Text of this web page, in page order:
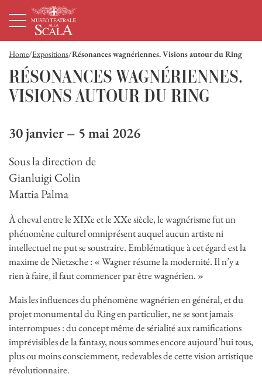
Page d'accueilNavigation principale
Home Expositions Résonances wagnériennes. Visions autour du Ring
RÉSONANCES WAGNÉRIENNES.
VISIONS AUTOUR DU RING
30 janvier – 5 mai 2026
Sous la direction de
Gianluigi Colin
Mattia Palma
À cheval entre le XIXe et le XXe siècle, le wagnérisme fut un
phénomène culturel omniprésent auquel aucun artiste ni
intellectuel ne put se soustraire. Emblématique à cet égard est la
maxime de Nietzsche : « Wagner résume la modernité. Il n’y a
rien à faire, il faut commencer par être wagnérien. »
Mais les influences du phénomène wagnérien en général, et du
projet monumental du Ring en particulier, ne se sont jamais
interrompues : du concept même de sérialité aux ramifications
imprévisibles de la fantasy, nous sommes encore aujourd’hui tous,
plus ou moins consciemment, redevables de cette vision artistique
révolutionnaire.